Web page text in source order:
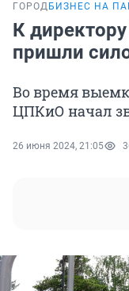
ГОРОД БИЗНЕС НА
К
пришли
Во время
ЦПКиО начал
26 июня 2024, 21:05